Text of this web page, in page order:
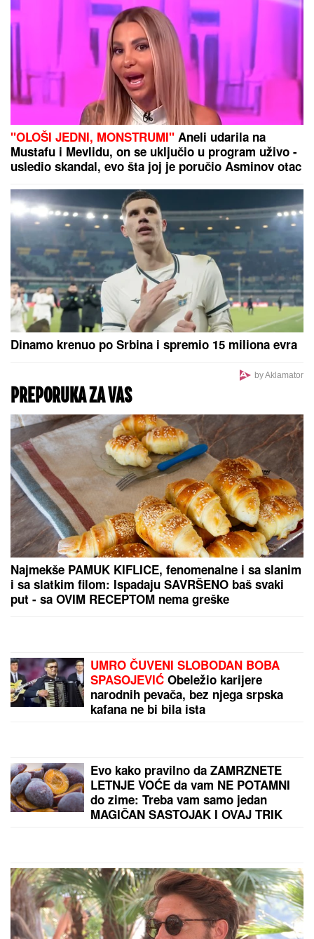
PEVAČICA TRPELA NASILJE OD BIVŠEG
Sada objasnila kako prepoznati
MANIPULATORA: "Intuicija me je od početka
upozoravala"
"PRESTANITE DAOBMANjUJETE I
LAŽETE JAVNOST" Dodik oštro
ambasadoru Nemačke u BiX
"IMAO JE NAPADE, TREBALO SE
IZBORITI SA TIM"Pevačica zbog
unuka sa autizmom otišla da živi na
selo, pa morala da donese najtežu